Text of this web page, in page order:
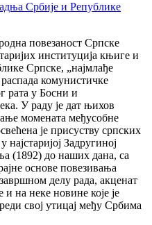
Србије и Републике
повезаност Српске
институција књиге и
Српске, „најмлађе
комунистичке
рата у Босни и
У раду је дат њихов
момената међусобне
је присуству српских
Задругиној
(1892) до наших дана, са
основе повезивања
делу рада, акценат
на неке новине које је
свој утицај међу Србима